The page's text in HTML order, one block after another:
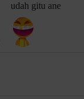
udah gitu ane